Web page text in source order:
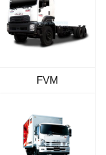
FVM